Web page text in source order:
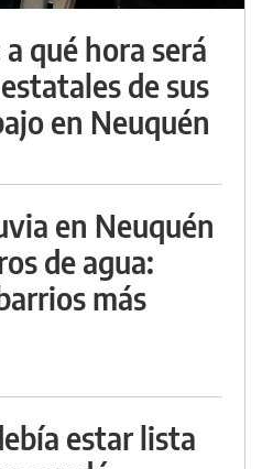
qué hora será
de sus
en Neuquén
en Neuquén
de agua:
más
estar lista